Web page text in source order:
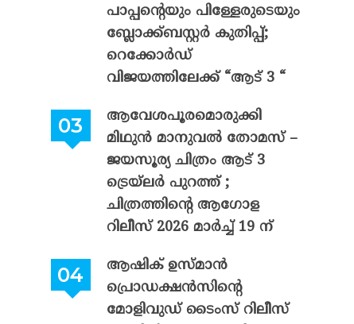
പാപ്പന്റെയും പിള്ളേരുടെയും
ബ്ലോക്ക്ബസ്റ്റർ കുതിപ്പ്;
റെക്കോർഡ്
വിജയത്തിലേക്ക് “ആട് 3 “
ആവേശപൂരമൊരുക്കി
മിഥുൻ മാനുവൽ തോമസ് –
ജയസൂര്യ ചിത്രം ആട് 3
ട്രെയ്‌ലർ പുറത്ത് ;
ചിത്രത്തിന്റെ ആഗോള
റിലീസ് 2026 മാർച്ച് 19 ന്
ആഷിക് ഉസ്മാൻ
പ്രൊഡക്ഷൻസിന്റെ
മോളിവുഡ് ടൈംസ് റിലീസ്